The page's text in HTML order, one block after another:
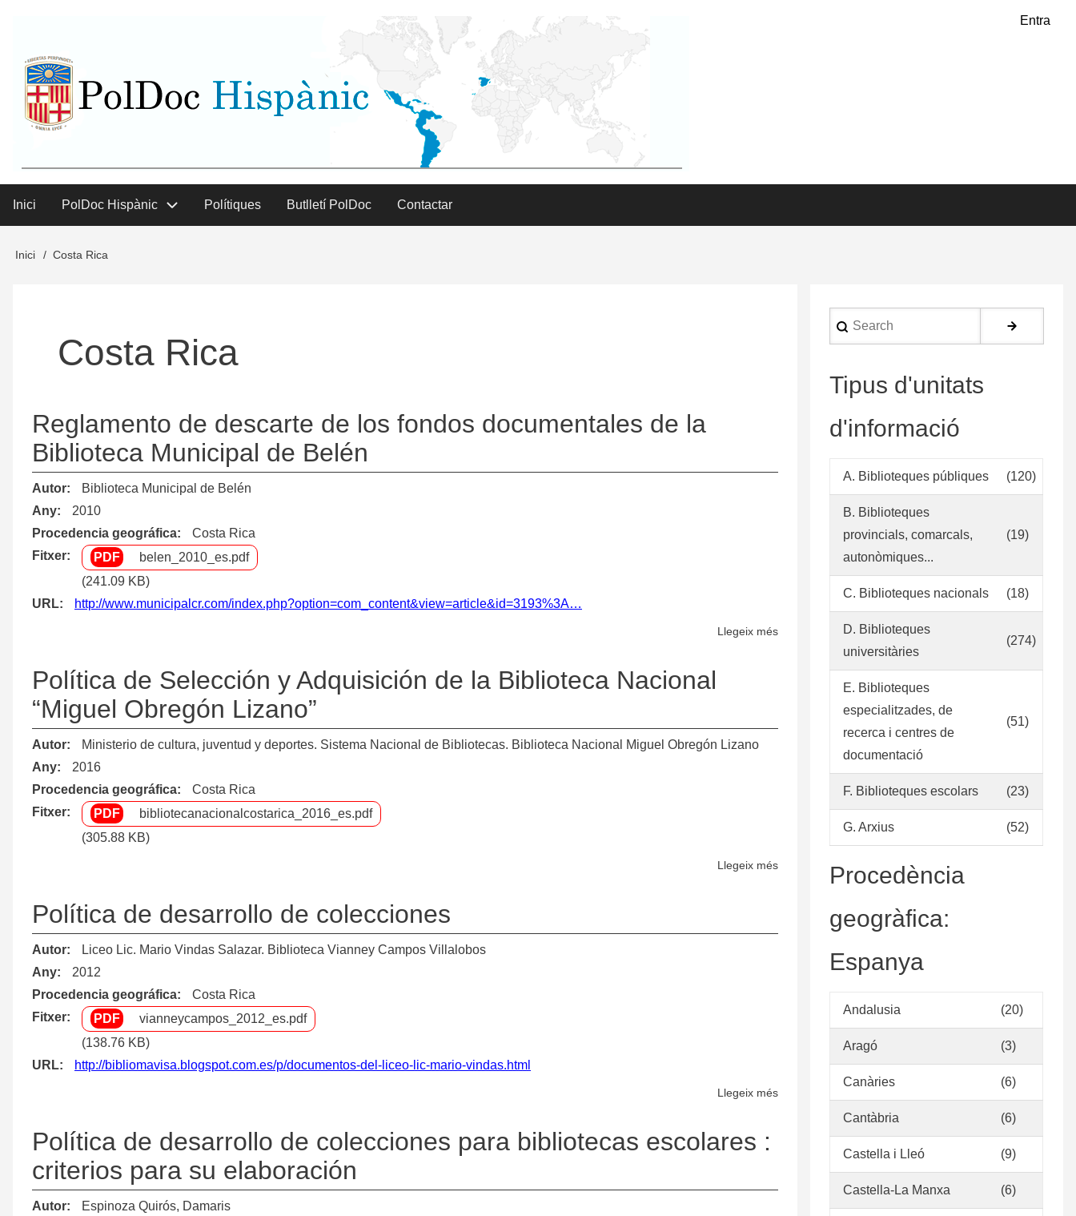
contingut
menu
Entra
Main
menu
Inici PolDoc Hispànic Polítiques Butlletí PolDoc Contactar
Inici Costa Rica
Costa Rica
Reglamento de descarte de los fondos documentales de la
Biblioteca Municipal de Belén
Autor
Biblioteca Municipal de Belén
Any
2010
Procedencia geográfica
Costa Rica
Fitxer
belen_2010_es.pdf
(241.09 KB)
URL
http://www.municipalcr.com/index.php?option=com_content&view=article&id=3193%3A…
Llegeix méssobre
los
documentales
de
Política de Selección y Adquisición de la Biblioteca Nacional
“Miguel Obregón Lizano”
Autor
Ministerio de cultura, juventud y deportes. Sistema Nacional de Bibliotecas. Biblioteca Nacional Miguel Obregón Lizano
Any
2016
Procedencia geográfica
Costa Rica
Fitxer
bibliotecanacionalcostarica_2016_es.pdf
(305.88 KB)
Llegeix méssobre
Adquisición
Política de desarrollo de colecciones
Autor
Liceo Lic. Mario Vindas Salazar. Biblioteca Vianney Campos Villalobos
Any
2012
Procedencia geográfica
Costa Rica
Fitxer
vianneycampos_2012_es.pdf
(138.76 KB)
URL
http://bibliomavisa.blogspot.com.es/p/documentos-del-liceo-lic-mario-vindas.html
Llegeix méssobre
colecciones
Política de desarrollo de colecciones para bibliotecas escolares :
criterios para su elaboración
Autor
Espinoza Quirós, Damaris
Search
Tipus d'unitats
d'informació
A. Biblioteques públiques (120)
B. Biblioteques
provincials, comarcals,
autonòmiques...
(19)
C. Biblioteques nacionals (18)
D. Biblioteques
universitàries
(274)
E. Biblioteques
especialitzades, de
recerca i centres de
documentació
(51)
F. Biblioteques escolars (23)
G. Arxius (52)
Procedència
geogràfica:
Espanya
Andalusia (20)
Aragó (3)
Canàries (6)
Cantàbria (6)
Castella i Lleó (9)
Castella-La Manxa (6)